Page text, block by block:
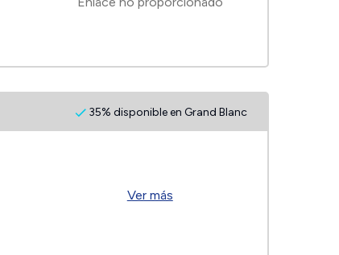
35% disponible en Grand Blanc
Ver más